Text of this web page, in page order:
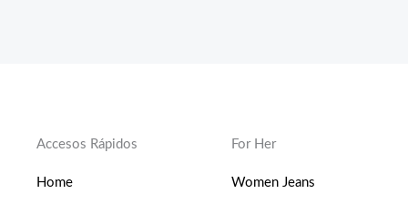
Accesos Rápidos
Home
For Her
Women Jeans